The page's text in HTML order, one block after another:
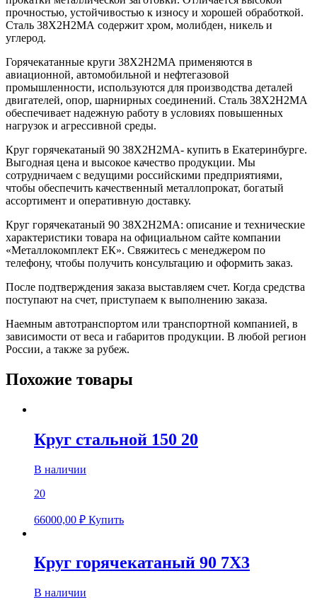
прочностью, устойчивостью к износу и хорошей обработкой.
Сталь 38Х2Н2МА содержит хром, молибден, никель и
углерод.
Горячекатанные круги 38Х2Н2МА применяются в
авиационной, автомобильной и нефтегазовой
промышленности, используются для производства деталей
двигателей, опор, шарнирных соединений. Сталь 38Х2Н2МА
обеспечивает надежную работу в условиях повышенных
нагрузок и агрессивной среды.
Круг горячекатаный 90 38Х2Н2МА- купить в Екатеринбурге.
Выгодная цена и высокое качество продукции. Мы
сотрудничаем с ведущими российскими предприятиями,
чтобы обеспечить качественный металлопрокат, богатый
ассортимент и оперативную доставку.
Круг горячекатаный 90 38Х2Н2МА: описание и технические
характеристики товара на официальном сайте компании
«Металлокомплект ЕК». Свяжитесь с менеджером по
телефону, чтобы получить консультацию и оформить заказ.
После подтверждения заказа выставляем счет. Когда средства
поступают на счет, приступаем к выполнению заказа.
Наемным автотранспортом или транспортной компанией, в
зависимости от веса и габаритов продукции. В любой регион
России, а также за рубеж.
Похожие товары
Круг стальной 150 20
В наличии
20
66000,00 ₽ Купить
Круг горячекатаный 90 7Х3
В наличии